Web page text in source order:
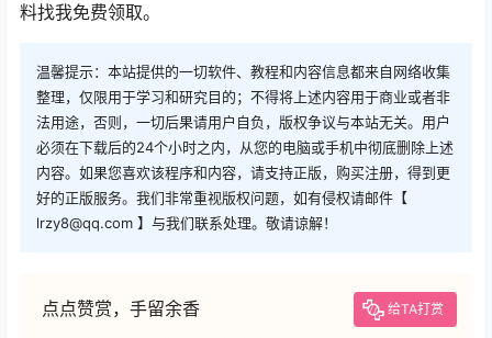
料找我免费领取。
温馨提示：本站提供的一切软件、教程和内容信息都来自网络收集
整理，仅限用于学习和研究目的；不得将上述内容用于商业或者非
法用途，否则，一切后果请用户自负，版权争议与本站无关。用户
必须在下载后的24个小时之内，从您的电脑或手机中彻底删除上述
内容。如果您喜欢该程序和内容，请支持正版，购买注册，得到更
好的正版服务。我们非常重视版权问题，如有侵权请邮件【
lrzy8@qq.com 】与我们联系处理。敬请谅解！
点点赞赏，手留余香 给TA打赏